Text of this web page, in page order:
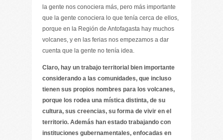
la gente nos conociera más, pero más importante
que la gente conociera lo que tenía cerca de ellos,
porque en la Región de Antofagasta hay muchos
volcanes, y en las ferias nos empezamos a dar
cuenta que la gente no tenía idea.
Claro, hay un trabajo territorial bien importante
considerando a las comunidades, que incluso
tienen sus propios nombres para los volcanes,
porque los rodea una mística distinta, de su
cultura, sus creencias, su forma de vivir en el
territorio. Además han estado trabajando con
instituciones gubernamentales, enfocadas en